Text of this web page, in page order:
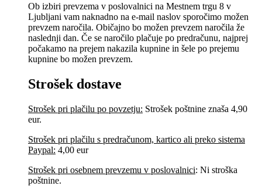
Ob izbiri prevzema v poslovalnici na Mestnem trgu 8 v
Ljubljani vam naknadno na e-mail naslov sporočimo možen
prevzem naročila. Običajno bo možen prevzem naročila že
naslednji dan. Če se naročilo plačuje po predračunu, najprej
počakamo na prejem nakazila kupnine in šele po prejemu
kupnine bo možen prevzem.
Strošek dostave
Strošek pri plačilu po povzetju: Strošek poštnine znaša 4,90
eur.
Strošek pri plačilu s predračunom, kartico ali preko sistema
Paypal: 4,00 eur
Strošek pri osebnem prevzemu v poslovalnici: Ni stroška
poštnine.